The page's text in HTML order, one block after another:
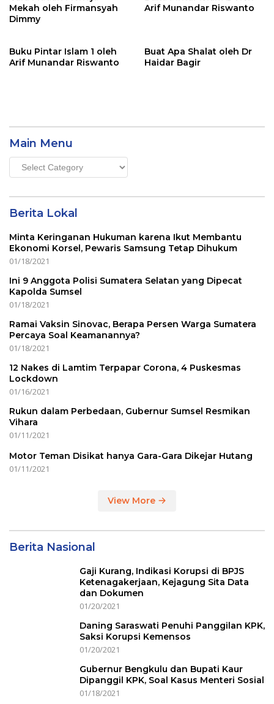
Mekah oleh Firmansyah
Dimmy
Arif Munandar Riswanto
Buku Pintar Islam 1 oleh
Arif Munandar Riswanto
Buat Apa Shalat oleh Dr
Haidar Bagir
Main Menu
Main
Menu
Berita Lokal
Minta Keringanan Hukuman karena Ikut Membantu
Ekonomi Korsel, Pewaris Samsung Tetap Dihukum
01/18/2021
Ini 9 Anggota Polisi Sumatera Selatan yang Dipecat
Kapolda Sumsel
01/18/2021
Ramai Vaksin Sinovac, Berapa Persen Warga Sumatera
Percaya Soal Keamanannya?
01/18/2021
12 Nakes di Lamtim Terpapar Corona, 4 Puskesmas
Lockdown
01/16/2021
Rukun dalam Perbedaan, Gubernur Sumsel Resmikan
Vihara
01/11/2021
Motor Teman Disikat hanya Gara-Gara Dikejar Hutang
01/11/2021
View More
Berita Nasional
Gaji Kurang, Indikasi Korupsi di BPJS
Ketenagakerjaan, Kejagung Sita Data
dan Dokumen
01/20/2021
Daning Saraswati Penuhi Panggilan KPK,
Saksi Korupsi Kemensos
01/20/2021
Gubernur Bengkulu dan Bupati Kaur
Dipanggil KPK, Soal Kasus Menteri Sosial
01/18/2021